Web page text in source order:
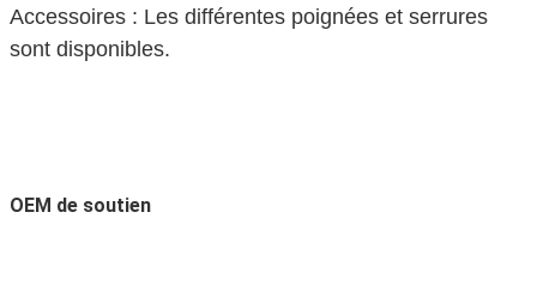
Accessoires : Les différentes poignées et serrures
sont disponibles.
OEM de soutien